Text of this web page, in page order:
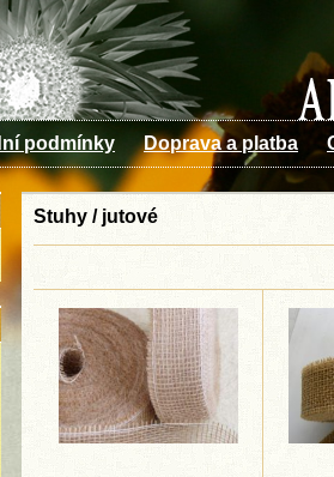
podmínky Doprava a platba
Stuhy / jutové